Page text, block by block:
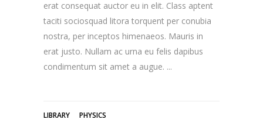
erat consequat auctor eu in elit. Class aptent
taciti sociosquad litora torquent per conubia
nostra, per inceptos himenaeos. Mauris in
erat justo. Nullam ac urna eu felis dapibus
condimentum sit amet a augue.
LIBRARY PHYSICS